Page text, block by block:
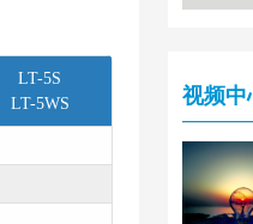
LT-5S
LT-5WS
视频中